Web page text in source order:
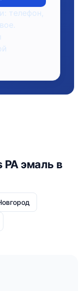
телефон,
эмаль в